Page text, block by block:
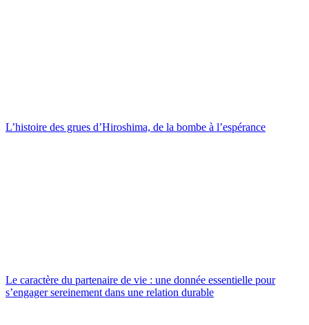
L’histoire des grues d’Hiroshima, de la bombe à l’espérance
Le caractère du partenaire de vie : une donnée essentielle pour
s’engager sereinement dans une relation durable